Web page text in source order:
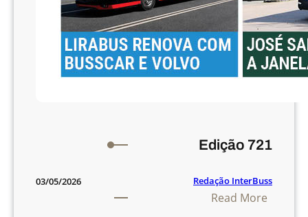
Edição 721
03/05/2026 Redação InterBuss
Read More: